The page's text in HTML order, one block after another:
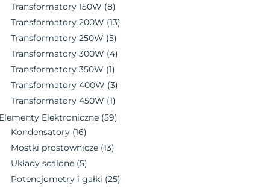
Transformatory 150W (8)
Transformatory 200W (13)
Transformatory 250W (5)
Transformatory 300W (4)
Transformatory 350W (1)
Transformatory 400W (3)
Transformatory 450W (1)
Elektroniczne (59)
Kondensatory (16)
Mostki prostownicze (13)
Układy scalone (5)
Potencjometry i gałki (25)